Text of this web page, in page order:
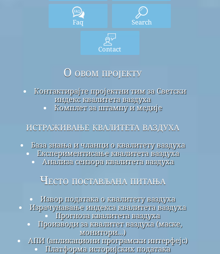
Faq Search
Contact
О овом пројекту
Контактирајте пројектни тим за Светски
индекс квалитета ваздуха
Комплет за штампу и медије
истраживање квалитета ваздуха
База знања и чланци о квалитету ваздуха
Експериментисање квалитета ваздуха
Анализа сензора квалитета ваздуха
Често постављана питања
Извор података о квалитету ваздуха
Израчунавање индекса квалитета ваздуха
Прогноза квалитета ваздуха
Производи за квалитет ваздуха (маске,
монитори...)
АПИ (апликациони програмски интерфејс)
Платформа историјских података